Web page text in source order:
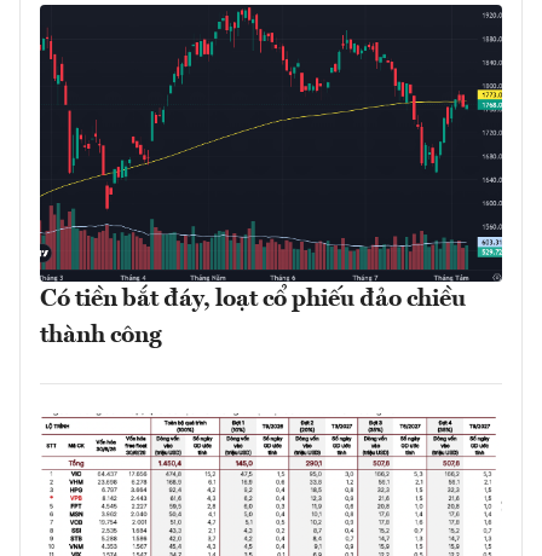
Có tiền bắt đáy, loạt cổ phiếu đảo chiều
thành công